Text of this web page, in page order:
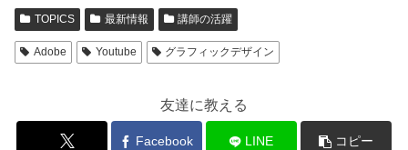
TOPICS 最新情報 講師の活躍
Adobe Youtube グラフィックデザイン
友達に教える
Facebook LINE コピー